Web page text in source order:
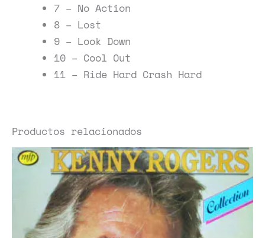
7 – No Action
8 – Lost
9 – Look Down
10 – Cool Out
11 – Ride Hard Crash Hard
Productos relacionados